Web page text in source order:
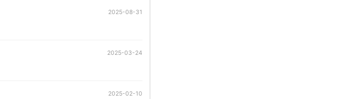
2025-08-31
2025-03-24
2025-02-10